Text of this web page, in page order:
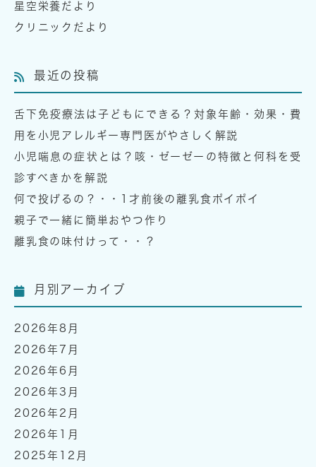
星空栄養だより
クリニックだより
最近の投稿
舌下免疫療法は子どもにできる？対象年齢・効果・費
用を小児アレルギー専門医がやさしく解説
小児喘息の症状とは？咳・ゼーゼーの特徴と何科を受
診すべきかを解説
何で投げるの？・・1才前後の離乳食ポイポイ
親子で一緒に簡単おやつ作り
離乳食の味付けって・・？
月別アーカイブ
2026年8月
2026年7月
2026年6月
2026年3月
2026年2月
2026年1月
2025年12月